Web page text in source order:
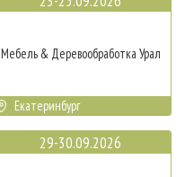
Мебель & Деревообработка Урал
Екатеринбург
29-30.09.2026